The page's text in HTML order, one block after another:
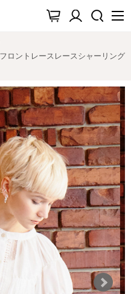
ロントレースレースシャーリング